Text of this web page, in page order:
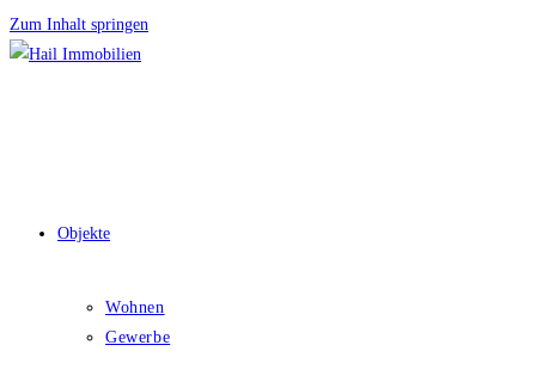
Zum Inhalt springen
Objekte
Wohnen
Gewerbe